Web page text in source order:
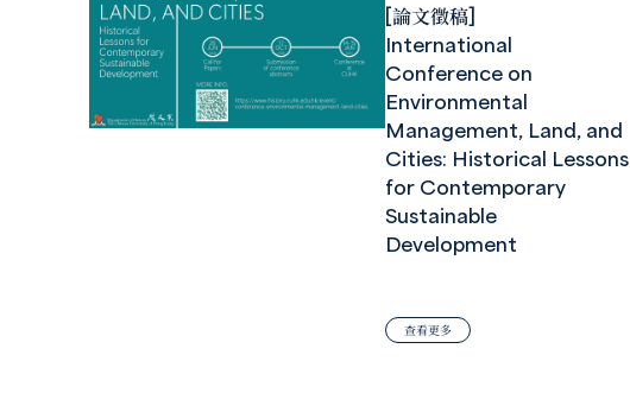
[論文徵稿]
International
Conference on
Environmental
Management, Land, and
Cities: Historical Lessons
for Contemporary
Sustainable
Development
查看更多